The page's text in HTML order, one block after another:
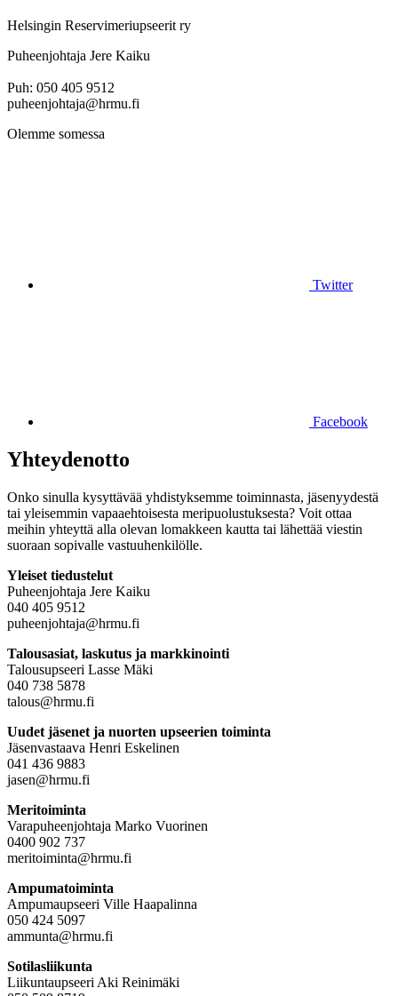
Helsingin Reservimeriupseerit ry
Puheenjohtaja Jere Kaiku
Puh: 050 405 9512
puheenjohtaja@hrmu.fi
Olemme somessa
Twitter
Facebook
Yhteydenotto
Onko sinulla kysyttävää yhdistyksemme toiminnasta, jäsenyydestä
tai yleisemmin vapaaehtoisesta meripuolustuksesta? Voit ottaa
meihin yhteyttä alla olevan lomakkeen kautta tai lähettää viestin
suoraan sopivalle vastuuhenkilölle.
Yleiset tiedustelut
Puheenjohtaja Jere Kaiku
040 405 9512
puheenjohtaja@hrmu.fi
Talousasiat, laskutus ja markkinointi
Talousupseeri Lasse Mäki
040 738 5878
talous@hrmu.fi
Uudet jäsenet ja nuorten upseerien toiminta
Jäsenvastaava Henri Eskelinen
041 436 9883
jasen@hrmu.fi
Meritoiminta
Varapuheenjohtaja Marko Vuorinen
0400 902 737
meritoiminta@hrmu.fi
Ampumatoiminta
Ampumaupseeri Ville Haapalinna
050 424 5097
ammunta@hrmu.fi
Sotilasliikunta
Liikuntaupseeri Aki Reinimäki